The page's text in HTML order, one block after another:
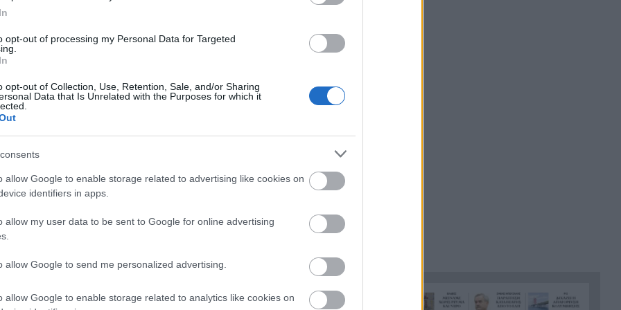
opt-out of processing my Personal Data for Targeted
opt-out of Collection, Use, Retention, Sale, and/or Sharing
Data that Is Unrelated with the Purposes for which it
allow Google to enable storage related to advertising like cookies on
identifiers in apps.
allow my user data to be sent to Google for online advertising
allow Google to send me personalized advertising.
allow Google to enable storage related to analytics like cookies on
σε ανοιχτή γραμμή με τον Πολίτη
παράπονα, καταγγελίες ή ιδέες για τη γειτονιά σου.
τιςειδήσειςστο Bing News και το Google News
καστροπολιτεία της
Μονεμβασίας